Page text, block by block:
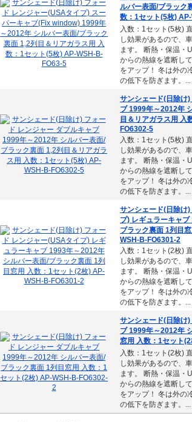
ルバー表面/ブラック
数：1セット(5枚)
入数：1セット(5枚)
し効果があるので、
ます。 断熱・保温・
からの熱線を遮断し
をアップ！ 冬は外の
の低下を防ぎます。...
サンシェード(日除け
ブ 1999年～2012年
目＆リアガラス用 入
FO6302-5
入数：1セット(5枚)
し効果があるので、
ます。 断熱・保温・
からの熱線を遮断し
をアップ！ 冬は外の
の低下を防ぎます。...
サンシェード(日除け
プ) レギュラーキャ
ブラック裏面 1列目
WSH-B-FO6301-2
入数：1セット(2枚)
し効果があるので、
ます。 断熱・保温・
からの熱線を遮断し
をアップ！ 冬は外の
の低下を防ぎます。...
サンシェード(日除け
ブ 1999年～2012年
窓用 入数：1セット
入数：1セット(2枚)
し効果があるので、
ます。 断熱・保温・
からの熱線を遮断し
をアップ！ 冬は外の
の低下を防ぎます。...